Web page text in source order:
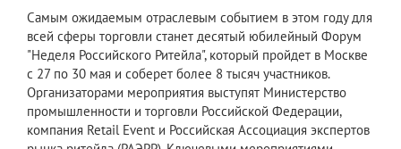
Самым ожидаемым отраслевым событием в этом году для
всей сферы торговли станет десятый юбилейный Форум
"Неделя Российского Ритейла", который пройдет в Москве
с 27 по 30 мая и соберет более 8 тысяч участников.
Организаторами мероприятия выступят Министерство
промышленности и торговли Российской Федерации,
компания Retail Event и Российская Ассоциация экспертов